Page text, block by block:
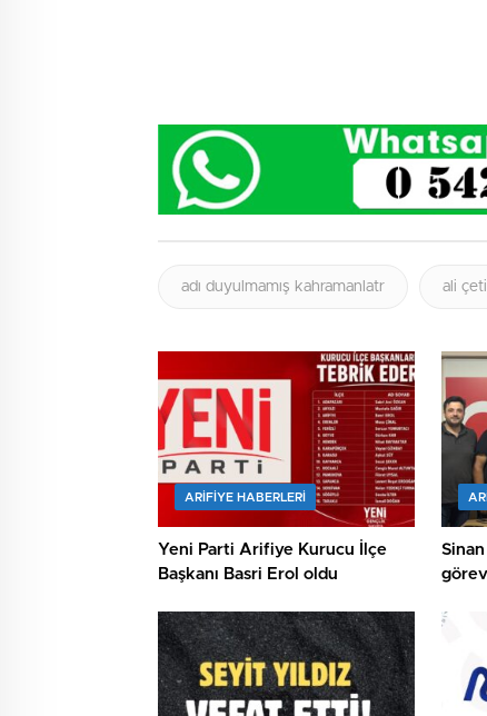
adı duyulmamış kahramanlatr ali
ARIFIYE HABERLERI
Yeni Parti Arifiye Kurucu İlçe
Başkanı Basri Erol oldu
Sinan